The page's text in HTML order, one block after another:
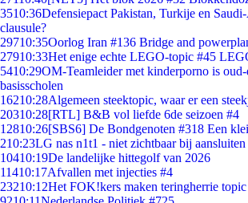
3510:36Defensiepact Pakistan, Turkije en
clausule?
29710:35Oorlog Iran #136 Bridge and
27910:33Het enige echte LEGO-topic #45
5410:29OM-Teamleider met kinderporno is
basisscholen
16210:28Algemeen steektopic, waar er een
20310:28[RTL] B&B vol liefde 6de seizoen #4
12810:26[SBS6] De Bondgenoten #318 Een
210:23LG nas n1t1 - niet zichtbaar bij aansluiten
10410:19De landelijke hittegolf van 2026
11410:17Afvallen met injecties #4
23210:12Het FOK!kers maken teringherrie topic